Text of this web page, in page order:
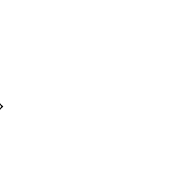
タマディックが健康経営